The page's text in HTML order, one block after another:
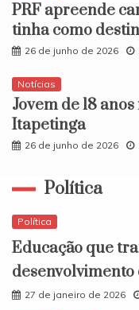
PRF apreende
tinha como
26 de junho de 2026
Notícias
​Jovem de 18
Itapetinga
26 de junho de 2026
Política
Política
Educação que
27 de janeiro de 2026